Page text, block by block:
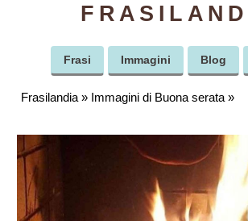
Frasi Immagini Blog
Frasilandia » Immagini di Buona serata »